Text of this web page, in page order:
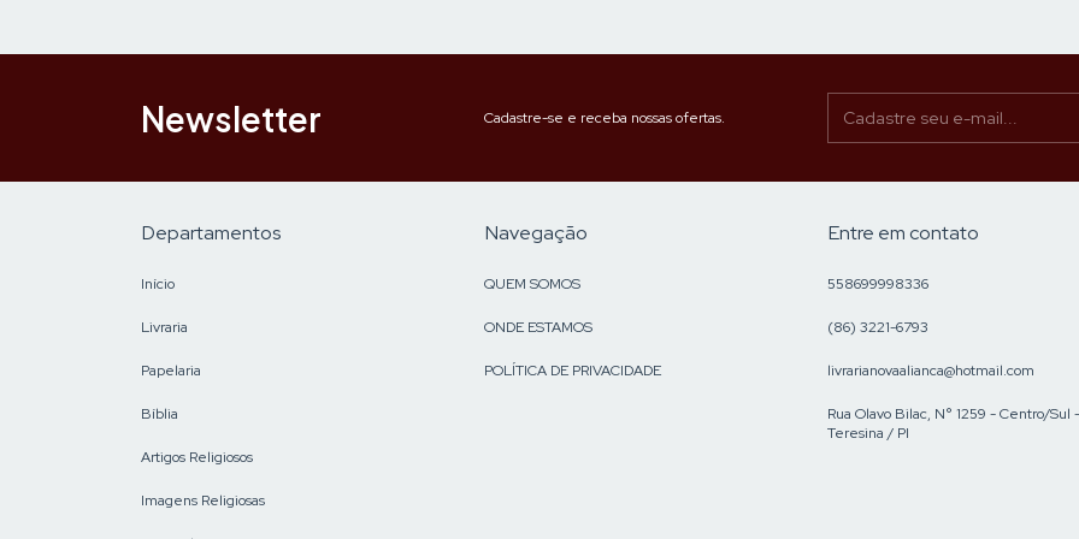
Newsletter Cadastre-se e receba nossas ofertas.
Departamentos
Início
Livraria
Papelaria
Bíblia
Artigos Religiosos
Imagens Religiosas
Navegação
QUEM SOMOS
ONDE ESTAMOS
POLÍTICA DE PRIVACIDADE
Entre em contato
558699998336
(86) 3221-6793
livrarianovaalianca@hotmail.com
Rua Olavo Bilac, N° 1259 - Centro/Sul -
Teresina / PI